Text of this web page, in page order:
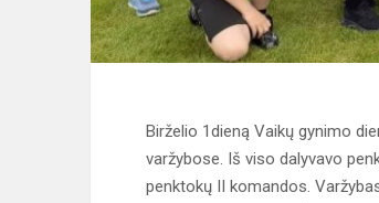
Birželio 1dieną Vaikų gynimo
varžybose. Iš viso dalyvavo
penktokų II komandos.